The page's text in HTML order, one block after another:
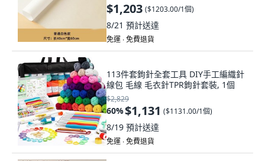
$1,203 ($1203.00/1個)
8/21 預計送達
免運 ∙ 免費退貨
113件套鉤針全套工具 DIY手工編織針
線包 毛線 毛衣針TPR鉤針套裝, 1個
$2,829
60%$1,131 ($1131.00/1個)
8/19 預計送達
免運 ∙ 免費退貨